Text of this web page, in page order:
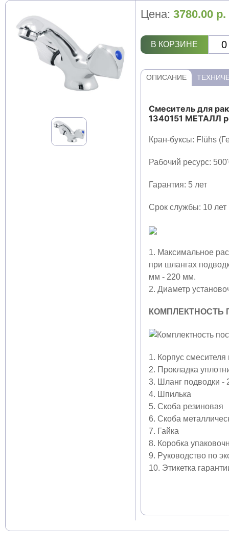
Цена:3780.00 р.
В КОРЗИНЕ
ОПИСАНИЕ
Смеситель для
1340151 МЕТАЛЛ
Кран-буксы: Flühs
Рабочий ресурс:
Гарантия: 5 лет
Срок службы: 10 лет
1. Максимальное
при шлангах
мм - 220 мм.
2. Диаметр
КОМПЛЕКТНОСТЬ
1. Корпус
2. Прокладка
3. Шланг подводки -
4. Шпилька
5. Скоба резиновая
6. Скоба
7. Гайка
8. Коробка
9. Руководство по
10. Этикетка